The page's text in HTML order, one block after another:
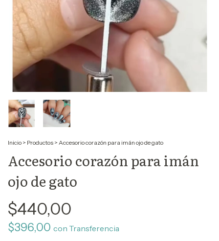
Inicio > Productos > Accesorio corazón para imán ojo de gato
Accesorio corazón para imán
ojo de gato
$440,00
$396,00 con Transferencia